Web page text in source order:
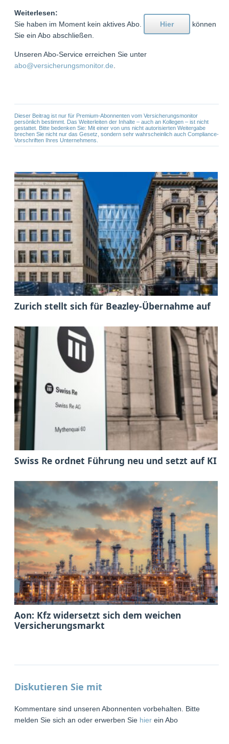
Weiterlesen:
Sie haben im Moment kein aktives Abo.
Hier
können
Sie ein Abo abschließen.
Unseren Abo-Service erreichen Sie unter
abo@versicherungsmonitor.de
Dieser Beitrag ist nur für Premium-Abonnenten vom Versicherungsmonitor
persönlich bestimmt. Das Weiterleiten der Inhalte – auch an Kollegen – ist nicht
gestattet. Bitte bedenken Sie: Mit einer von uns nicht autorisierten Weitergabe
brechen Sie nicht nur das Gesetz, sondern sehr wahrscheinlich auch Compliance-
Vorschriften Ihres Unternehmens.
Zurich stellt sich für Beazley-Übernahme auf
Swiss Re ordnet Führung neu und setzt auf KI
Aon: Kfz widersetzt sich dem weichen
Versicherungsmarkt
Diskutieren Sie mit
Kommentare sind unseren Abonnenten vorbehalten. Bitte
melden Sie sich an oder erwerben Sie hier ein Abo